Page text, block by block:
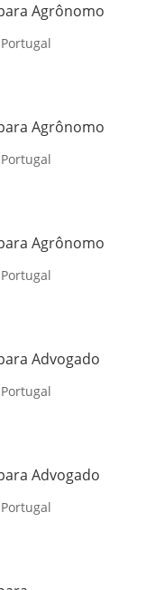
Agrônomo
Agrônomo
Agrônomo
Advogado
Advogado